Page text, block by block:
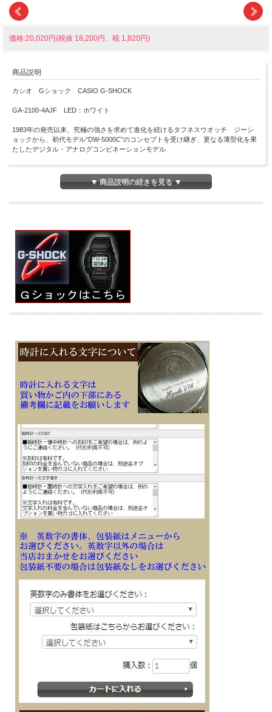
価格:20,020円(税抜 18,200円、税 1,820円)
商品説明
カシオ Gショック CASIO G-SHOCK
GA-2100-4AJF LED：ホワイト
1983年の発売以来、究極の強さを求めて進化を続けるタフネスウオッチ ジーシ
ョックから、初代モデル“DW-5000C”のコンセプトを受け継ぎ、更なる薄型化を果
たしたデジタル・アナログコンビネーションモデル
タフな構造はそのままに無駄を省いたシンプルなデザインのコンビネーションモデ
G-SHOCK初代モデルのDNAを受け継ぎながら、デザイン、フォルム、サイズに徹
底的にこだわった、G-SHOCKの次世代スタンダードを担うトケイです
ケース・ベゼル材質： カーボン／樹脂
■カーボンコアガード構造
カーボンケースでモジュールを保護する「カーボンコアガード構造」を新開発。ケ
ース素材に、高強度で割れにくく耐候性に優れたカーボン繊維入りファインレジン
■樹脂バンド
■美錠タイプ
■電池寿命約3年
■月差±15秒
■２０気圧防水
■ミネラルガラス
■ダブルLEDライト：文字板用LEDライト（スーパーイルミネーター、残照機能、
残照時間切替（1.5秒/3秒）付き）、LCD部用LEDバックライト（スーパーイルミネ
ーター、残照機能、残照時間切替（1.5秒/3秒）付き）
■1/100秒（1時間未満）／1秒（1時間以上）、24時間計、スプリット付き（ストッ
プウオッチ機能）
■時刻アラーム５本、時報
■ワールドタイム機能、世界48都市（31タイムゾーン、サマータイム設定機能付
き）＋UTC（協定世界時）の時刻表示
■タイマー機能 セット単位1秒、最大セット24時間、1秒単位で計測
■幅45.4mm×厚み11.8mm×重さ51g
■針退避機能（針が液晶表示と重なって見づらいときは、針を液晶表示の上から一
時的に退避させることができます）
・12/24時間制表示切替
・操作音ON/OFF切替機能
メッセージ文字名入れ刻印した腕時計を永年勤続 周年記念 皆勤 栄転 定年 退職 誕
生日 入学 成人 卒業 結婚式 ご結婚記念 金婚 銀婚 還暦 白寿 喜寿 米寿 古希 古稀 叙
勲 御祝 ホールインワン 贈り物 ギフト 記念品 プレゼントに
※１０文字分の加工費込みの表示価格です
▼ 商品説明の続きを見る ▼